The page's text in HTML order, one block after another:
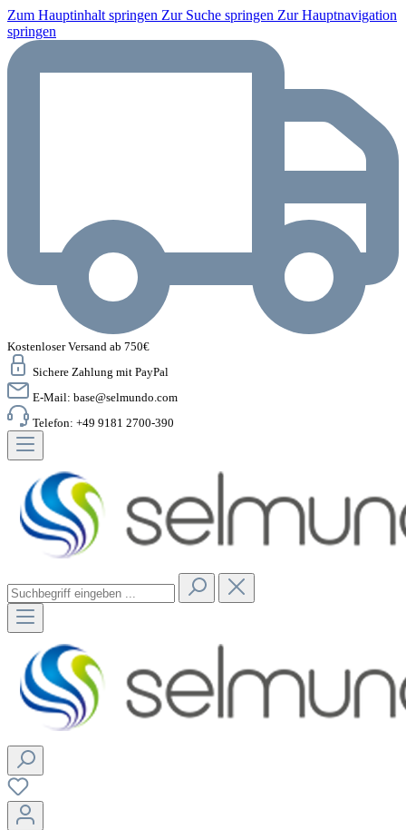
Zum Hauptinhalt springen Zur Suche springen Zur Hauptnavigation
springen
Kostenloser Versand ab 750€
Sichere Zahlung mit PayPal
E-Mail: base@selmundo.com
Telefon: +49 9181 2700-390